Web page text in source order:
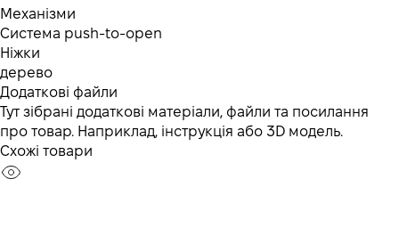
Механізми
Система push-to-open
Ніжки
дерево
Додаткові файли
Тут зібрані додаткові матеріали, файли та посилання
про товар. Наприклад, інструкція або 3D модель.
Схожі товари